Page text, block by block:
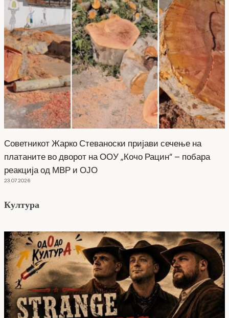
Советникот Жарко Стеваноски пријави сечење на
платаните во дворот на ООУ „Кочо Рацин“ – побара
реакција од МВР и ОЈО
23.07.2026
Култура